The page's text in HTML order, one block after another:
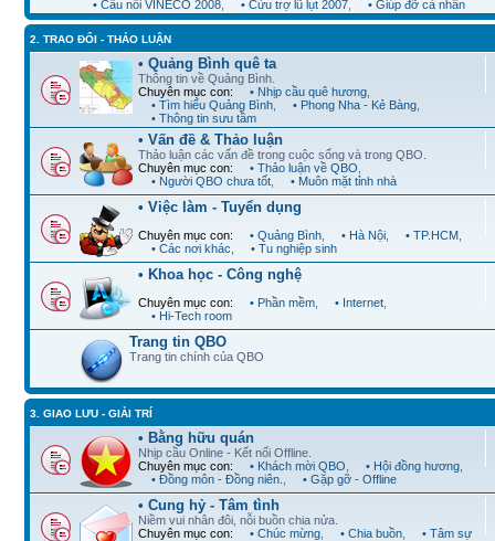
• Cầu nối VINECO 2008
• Cứu trợ lũ lụt 2007 • Giúp đỡ cá nhân
2. TRAO ĐỔI - THẢO LUẬN
• Quảng Bình quê ta
Thông tin về Quảng Bình.
Chuyên mục con:
• Nhịp cầu quê hương
• Tìm hiểu Quảng Bình
• Phong Nha - Kẻ Bàng
• Thông tin sưu tầm
• Vấn đề & Thảo luận
Thảo luận các vấn đề trong cuộc sống và trong QBO.
Chuyên mục con:
• Thảo luận về QBO
• Người QBO chưa tốt
• Muôn mặt tỉnh nhà
• Việc làm - Tuyển dụng
Chuyên mục con: • Quảng Bình • Hà Nội • TP.HCM
• Các nơi khác
• Tu nghiệp sinh
• Khoa học - Công nghệ
Chuyên mục con: • Phần mềm • Internet
• Hi-Tech room
Trang tin QBO
Trang tin chính của QBO
3. GIAO LƯU - GIẢI TRÍ
• Bằng hữu quán
Nhịp cầu Online - Kết nối Offline.
Chuyên mục con:
• Khách mời QBO • Hội đồng hương
• Đồng môn - Đồng niên.
• Gặp gỡ - Offline
• Cung hỷ - Tâm tình
Niềm vui nhân đôi, nỗi buồn chia nửa.
Chuyên mục con:
• Chúc mừng • Chia buồn • Tâm sự